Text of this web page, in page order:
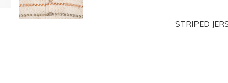
STRIPED